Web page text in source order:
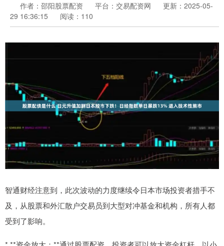
作者：邵阳股票配资 平台：交易配资网
更新：2025-05-
29 16:36:15
阅读：110
智通财经注意到，此次波动的力度继续令日本市场投资者措手不
及，从股票和外汇散户交易员到大型对冲基金和机构，所有人都
受到了影响。